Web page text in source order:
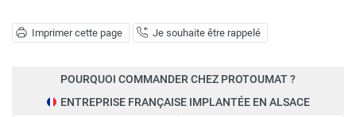
Imprimer cette page Je souhaite être rappelé
POURQUOI COMMANDER CHEZ PROTOUMAT ?
ENTREPRISE FRANÇAISE IMPLANTÉE EN ALSACE